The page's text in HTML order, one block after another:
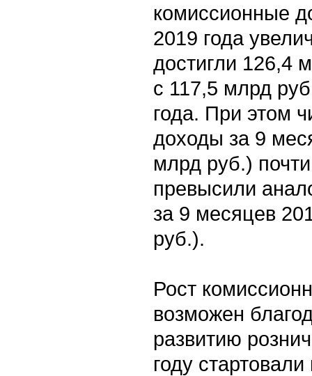
комиссионные
2019 года
достигли 126,4
с 117,5 млрд
года. При этом
доходы за 9
млрд руб.)
превысили
за 9 месяцев
руб.).
Рост
возможен
развитию
году